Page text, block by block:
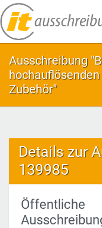
Ausschreibung
Zubehör"
Details zur
139985
Öffentliche